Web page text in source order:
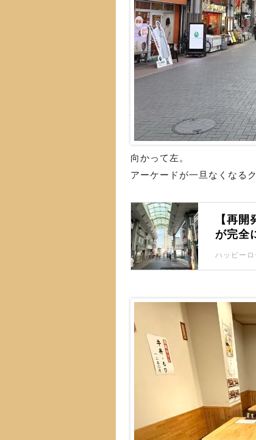
向かって左。
アーケードが一旦なくなる
【再
が完全